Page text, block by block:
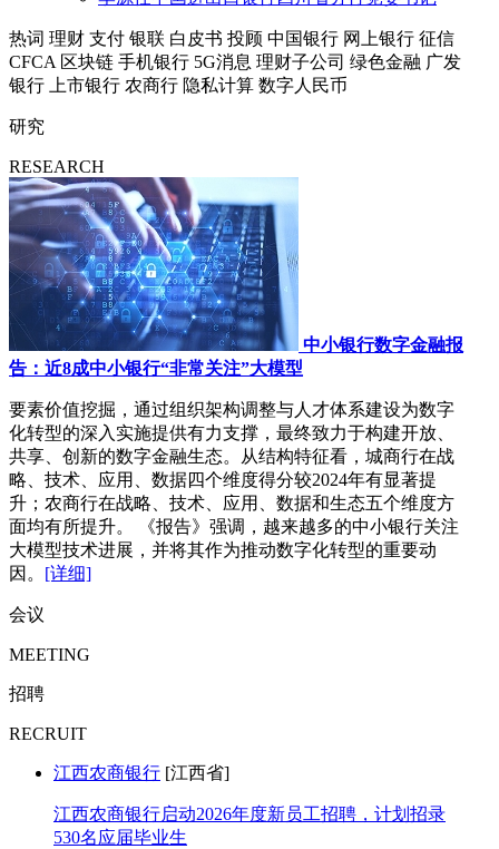
热词 理财 支付 银联 白皮书 投顾 中国银行 网上银行 征信
CFCA 区块链 手机银行 5G消息 理财子公司 绿色金融 广发
银行
上市银行 农商行 隐私计算 数字人民币
研究
RESEARCH
中小银行数字金融报
告：近8成中小银行“非常关注”大模型
要素价值挖掘，通过组织架构调整与人才体系建设为数字
化转型的深入实施提供有力支撑，最终致力于构建开放、
共享、创新的数字金融生态。从结构特征看，城商行在战
略、技术、应用、数据四个维度得分较2024年有显著提
升；农商行在战略、技术、应用、数据和生态五个维度方
面均有所提升。 《报告》强调，越来越多的中小银行关注
大模型技术进展，并将其作为推动数字化转型的重要动
因。 [详细]
会议
MEETING
招聘
RECRUIT
江西农商银行 [江西省]
江西农商银行启动2026年度新员工招聘，计划招录
530名应届毕业生